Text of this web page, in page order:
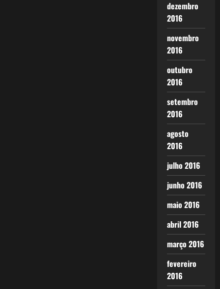
dezembro
2016
novembro
2016
outubro
2016
setembro
2016
agosto
2016
julho 2016
junho 2016
maio 2016
abril 2016
março 2016
fevereiro
2016